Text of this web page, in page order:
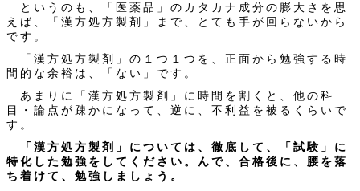
というのも、「医薬品」のカタカナ成分の膨大さを思
えば、「漢方処方製剤」まで、とても手が回らないから
です。
「漢方処方製剤」の１つ１つを、正面から勉強する時
間的な余裕は、「ない」です。
あまりに「漢方処方製剤」に時間を割くと、他の科
目・論点が疎かになって、逆に、不利益を被るくらいで
す。
「漢方処方製剤」については、徹底して、「試験」に
特化した勉強をしてください。んで、合格後に、腰を落
ち着けて、勉強しましょう。